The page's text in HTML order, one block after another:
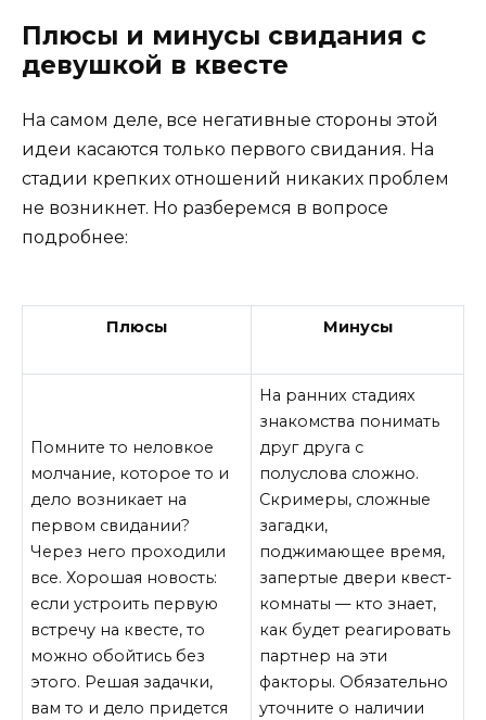
Плюсы и минусы свидания с
девушкой в квесте
На самом деле, все негативные стороны этой
идеи касаются только первого свидания. На
стадии крепких отношений никаких проблем
не возникнет. Но разберемся в вопросе
подробнее:
Плюсы Минусы
Помните то неловкое
молчание, которое то и
дело возникает на
первом свидании?
Через него проходили
все. Хорошая новость:
если устроить первую
встречу на квесте, то
можно обойтись без
этого. Решая задачки,
вам то и дело придется
На ранних стадиях
знакомства понимать
друг друга с
полуслова сложно.
Скримеры, сложные
загадки,
поджимающее время,
запертые двери квест-
комнаты — кто знает,
как будет реагировать
партнер на эти
факторы. Обязательно
уточните о наличии